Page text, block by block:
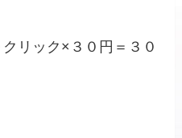
リック×３０円＝３０